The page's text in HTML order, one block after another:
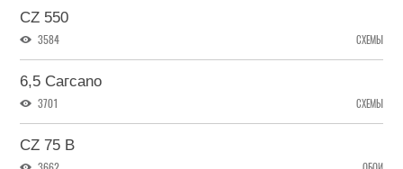
CZ 550
3584 СХЕМЫ
6,5 Cагсаnо
3701 СХЕМЫ
CZ 75 B